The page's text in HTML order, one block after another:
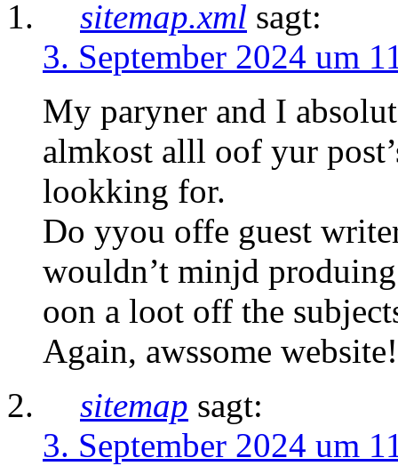
sitemap.xml sagt:
3. September 2024 um
My paryner and I
almkost alll oof yur
lookking for.
Do yyou offe guest
wouldn’t minjd
oon a loot off the
Again, awssome website!
sitemap sagt:
3. September 2024 um